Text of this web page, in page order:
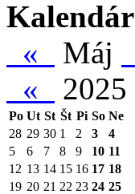
Kalendár
«
Máj
«
2025
Po Ut St Št Pi So Ne
28 29 30 1 2 3
4
5
6 7 8 9 10 11
12 13 14 15 16 17 18
19 20 21 22 23 24 25